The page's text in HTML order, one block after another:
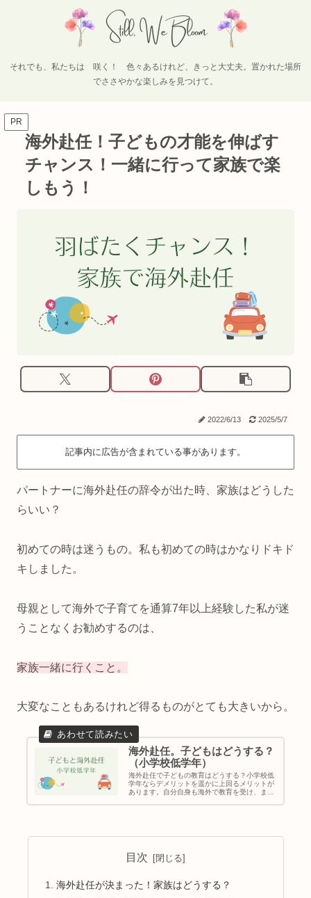
それでも、私たちは 咲く！ 色々あるけれど、きっと大丈夫。置かれた場所
でささやかな楽しみを見つけて。
PR
海外赴任！子どもの才能を伸ばす
チャンス！一緒に行って家族で楽
しもう！
2022/6/13 2025/5/7
記事内に広告が含まれている事があります。
パートナーに海外赴任の辞令が出た時、家族はどうした
らいい？
初めての時は迷うもの。私も初めての時はかなりドキド
キしました。
母親として海外で子育てを通算7年以上経験した私が迷
うことなくお勧めするのは、
家族一緒に行くこと。
大変なこともあるけれど得るものがとても大きいから。
海外赴任。子どもはどうする？
（小学校低学年）
海外赴任で子どもの教育はどうする？小学校低
学年ならデメリットを遥かに上回るメリットが
あります。自分自身も海外で教育を受け、また
目次
海外赴任が決まった！家族はどうする？